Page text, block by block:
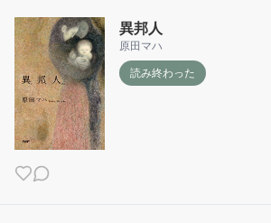
異邦人
原田マハ
読み終わった